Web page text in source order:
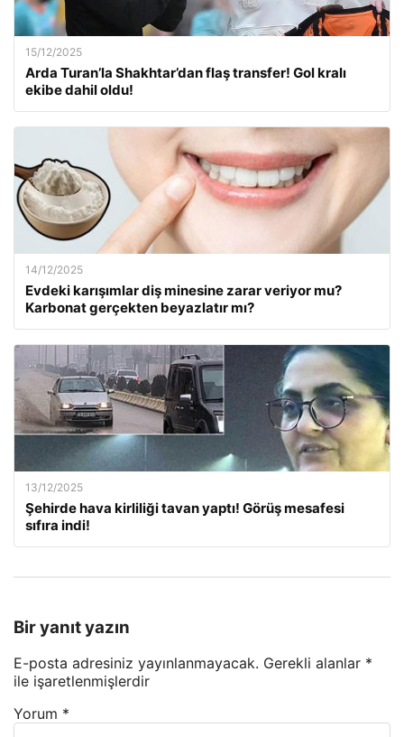
15/12/2025
Arda Turan’la Shakhtar’dan flaş transfer! Gol kralı
ekibe dahil oldu!
14/12/2025
Evdeki karışımlar diş minesine zarar veriyor mu?
Karbonat gerçekten beyazlatır mı?
13/12/2025
Şehirde hava kirliliği tavan yaptı! Görüş mesafesi
sıfıra indi!
Bir yanıt yazın
E-posta adresiniz yayınlanmayacak. Gerekli alanlar *
ile işaretlenmişlerdir
Yorum *